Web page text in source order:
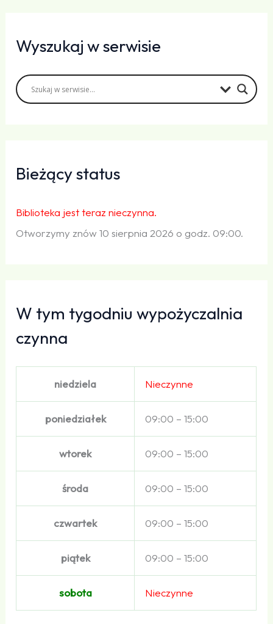
Wyszukaj w serwisie
Bieżący status
Biblioteka jest teraz nieczynna.
Otworzymy znów 10 sierpnia 2026 o godz. 09:00.
W tym tygodniu wypożyczalnia
czynna
niedziela Nieczynne
poniedziałek 09:00 – 15:00
wtorek 09:00 – 15:00
środa 09:00 – 15:00
czwartek 09:00 – 15:00
piątek 09:00 – 15:00
sobota Nieczynne